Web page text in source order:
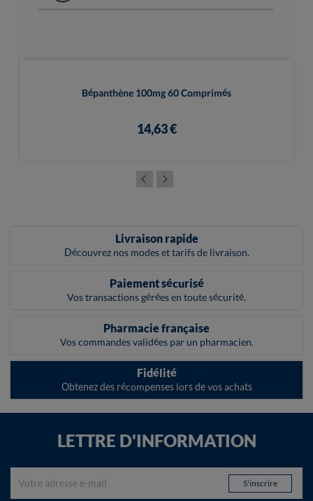
Bépanthène 100mg 60 Comprimés
14,63 €
Livraison rapide
Découvrez nos modes et tarifs de livraison.
Paiement sécurisé
Vos transactions gérées en toute sécurité.
Pharmacie française
Vos commandes validées par un pharmacien.
Fidélité
Obtenez des récompenses lors de vos achats
LETTRE D'INFORMATION